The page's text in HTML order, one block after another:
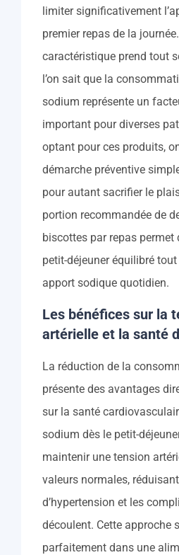
limiter significativement
premier repas de la
caractéristique prend tout
l’on sait que la
sodium représente un
important pour diverses
optant pour ces produits,
démarche préventive
pour autant sacrifier le
portion recommandée de
biscottes par repas permet
petit-déjeuner équilibré
apport sodique quotidien.
Les bénéfices sur la
artérielle et la santé
La réduction de la
présente des avantages
sur la santé
sodium dès le petit-
maintenir une tension
valeurs normales,
d’hypertension et les
découlent. Cette approche
parfaitement dans une